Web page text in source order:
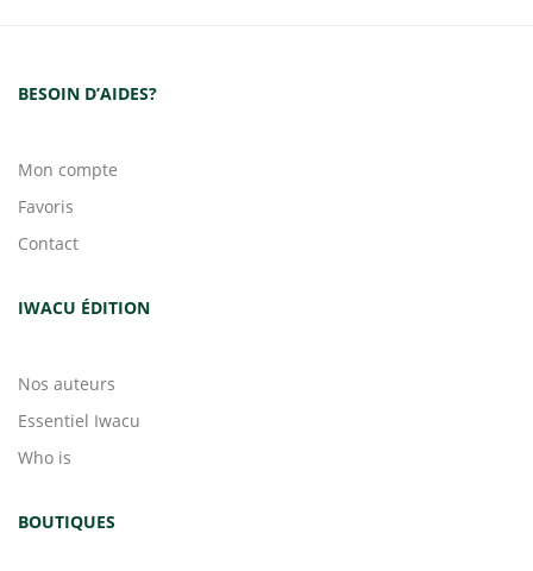
BESOIN D’AIDES?
Mon compte
Favoris
Contact
IWACU ÉDITION
Nos auteurs
Essentiel Iwacu
Who is
BOUTIQUES